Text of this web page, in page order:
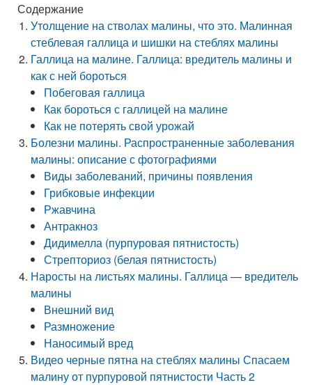
Содержание
Утолщение на стволах малины, что это. Малинная
стеблевая галлица и шишки на стеблях малины
Галлица на малине. Галлица: вредитель малины и
как с ней бороться
Побеговая галлица
Как бороться с галлицей на малине
Как не потерять свой урожай
Болезни малины. Распространенные заболевания
малины: описание с фотографиями
Виды заболеваний, причины появления
Грибковые инфекции
Ржавчина
Антракноз
Дидимелла (пурпуровая пятнистость)
Стрепториоз (белая пятнистость)
Наросты на листьях малины. Галлица — вредитель
малины
Внешний вид
Размножение
Наносимый вред
Видео черные пятна на стеблях малины Спасаем
малину от пурпуровой пятнистости Часть 2